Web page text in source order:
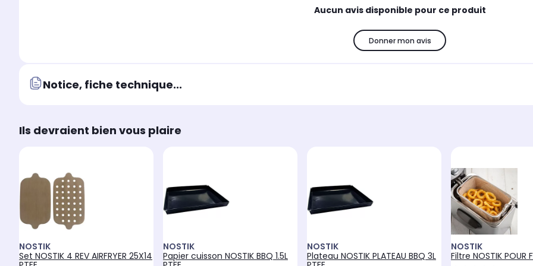
Aucun avis disponible pour ce produit
Donner mon avis
Notice, fiche technique...
Ils devraient bien vous plaire
NOSTIK
Set NOSTIK 4 REV AIRFRYER 25X14
NOSTIK
Papier cuisson NOSTIK BBQ 1.5L
NOSTIK
Plateau NOSTIK PLATEAU BBQ 3L
NOSTIK
Filtre NOSTIK POUR